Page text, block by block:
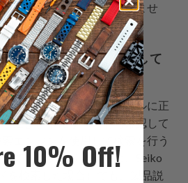
ることができるかもしれませ
ルとラグ幅を再確認して
行い、あなたの時計モデルに正
選び、常にサイズを再確認して
エンジンを使用して検索を行う
ているクエリ（例えば、Seiko
を検索した場合）でも、製品説
10% Off!